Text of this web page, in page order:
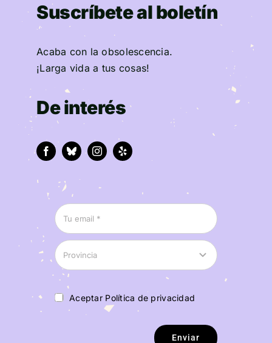
Suscríbete al boletín
Acaba con la obsolescencia.
¡Larga vida a tus cosas!
De interés
Aceptar Política de privacidad
Enviar